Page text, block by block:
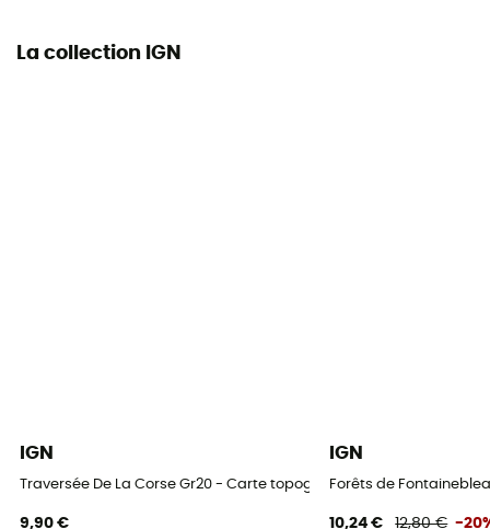
La collection IGN
IGN
Traversée De La Corse Gr20 - Carte topographique
9,90 €
IGN
Forêts de
10,24 € 12,80 € -